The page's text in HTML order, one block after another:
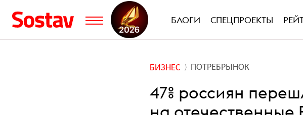
БЛОГИ СПЕЦПРОЕКТЫ
БИЗНЕС ПОТРЕБРЫНОК
47% россиян